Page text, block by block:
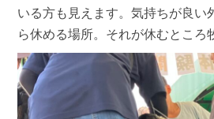
いる方も見えます。気持ちが良い
ら休める場所。それが休むところ